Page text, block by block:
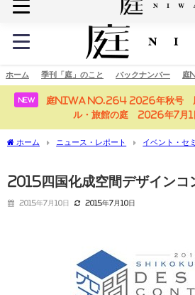
庭の未来へ
ホーム 季刊「庭」のこと バックナンバー 庭
NEW
庭NIWA No.264 2026年秋号
ル・旅館の庭 2026年7月1
ホーム ニュース・レポート イベント・セ
2015四国化成空間デザインコ
2015年7月10日 2015年7月10日